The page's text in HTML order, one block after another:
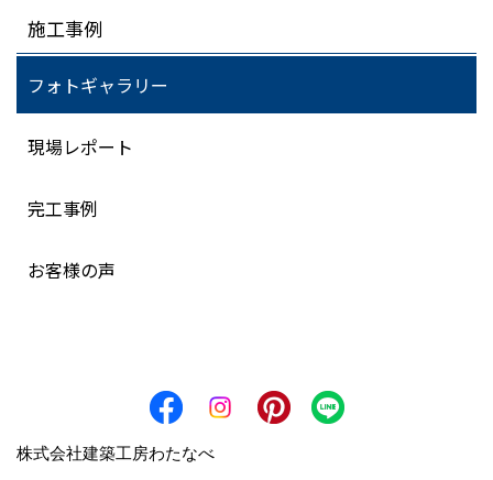
施工事例
フォトギャラリー
現場レポート
完工事例
お客様の声
株式会社建築工房わたなべ